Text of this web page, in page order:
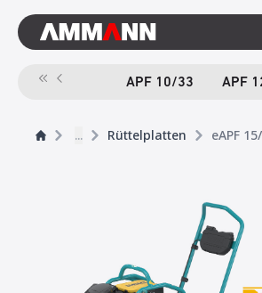
APF 10/33 APF
... Rüttelplatten eAPF